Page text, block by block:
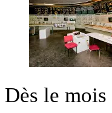
Dès le